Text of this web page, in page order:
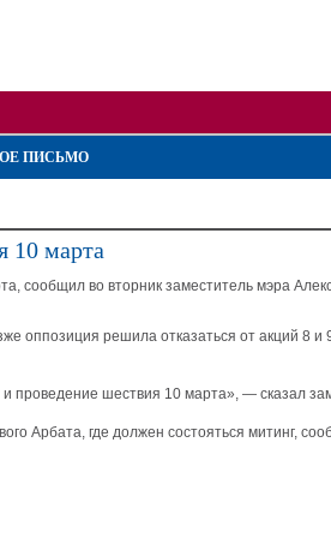
ПИСЬМО
10 марта
сообщил во вторник заместитель мэра
оппозиция решила отказаться от акций 8
проведение шествия 10 марта», — сказал
Арбата, где должен состояться митинг,